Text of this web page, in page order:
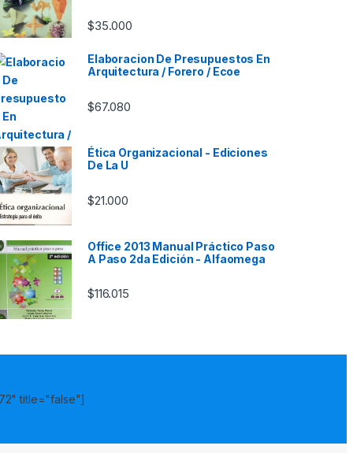
$35.000
Elaboracion De Presupuestos En
Arquitectura / Forero / Ecoe
$67.080
Ética Organizacional - Ediciones
De La U
$21.000
Office 2013 Manual Práctico Paso
A Paso 2da Edición - Alfaomega
$116.015
title="false"]